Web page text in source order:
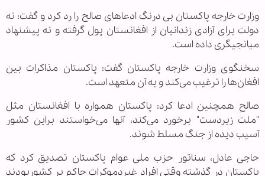
وزارت خارجه پاکستان بی درنگ ادعاهای صالح را رد کرد و گفت: نه
دولت برای آزادی زندانیان از افغانستان پول گرفته و نه پیشنهاد
میانجیگری داده است.
سخنگوی وزارت خارجه پاکستان گفت: پاکستان مذاکرات بین
افغان‌ها را ترغیب می‌کند و به آن متعهد است.
صالح همچنین ادعا کرد: پاکستان همواره با افغانستان مثل
"ملت زیردست" برخورد می‌کند، آنها می‌خواستند براین کشور
آسیب دیده از جنگ مسلط شوند.
حاجی عادل، سناتور حزب ملی عوام پاکستان تصدیق کرد که
پاکستان در گذشته وقتی افراد غیردموکرات حاکم بر کشوربودند